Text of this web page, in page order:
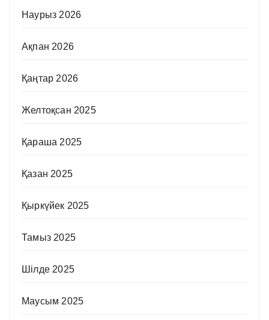
Наурыз 2026
Ақпан 2026
Қаңтар 2026
Желтоқсан 2025
Қараша 2025
Қазан 2025
Қыркүйек 2025
Тамыз 2025
Шілде 2025
Маусым 2025